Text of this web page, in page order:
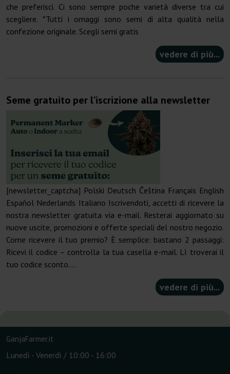
che preferisci. Ci sono sempre poche varietà diverse tra cui
scegliere. *Tutti i omaggi sono semi di alta qualità nella
confezione originale. Scegli semi gratis
vedere di più...
Seme gratuito per l’iscrizione alla newsletter
[newsletter_captcha] Polski Deutsch Čeština Français English
Español Nederlands Italiano Iscrivendoti, accetti di ricevere la
nostra newsletter gratuita via e-mail. Resterai aggiornato su
nuove uscite, promozioni e offerte speciali del nostro negozio.
Come ricevere il tuo premio? È semplice: bastano 2 passaggi:
Ricevi il codice – controlla la tua casella e-mail. Lì troverai il
tuo codice sconto....
vedere di più...
GanjaFarmer.it
Lunedì - Venerdì / 10:00 - 16:00